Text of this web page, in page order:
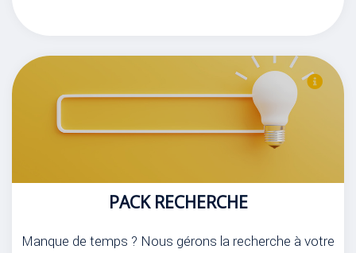
PACK RECHERCHE
Manque de temps ? Nous gérons la recherche à votre